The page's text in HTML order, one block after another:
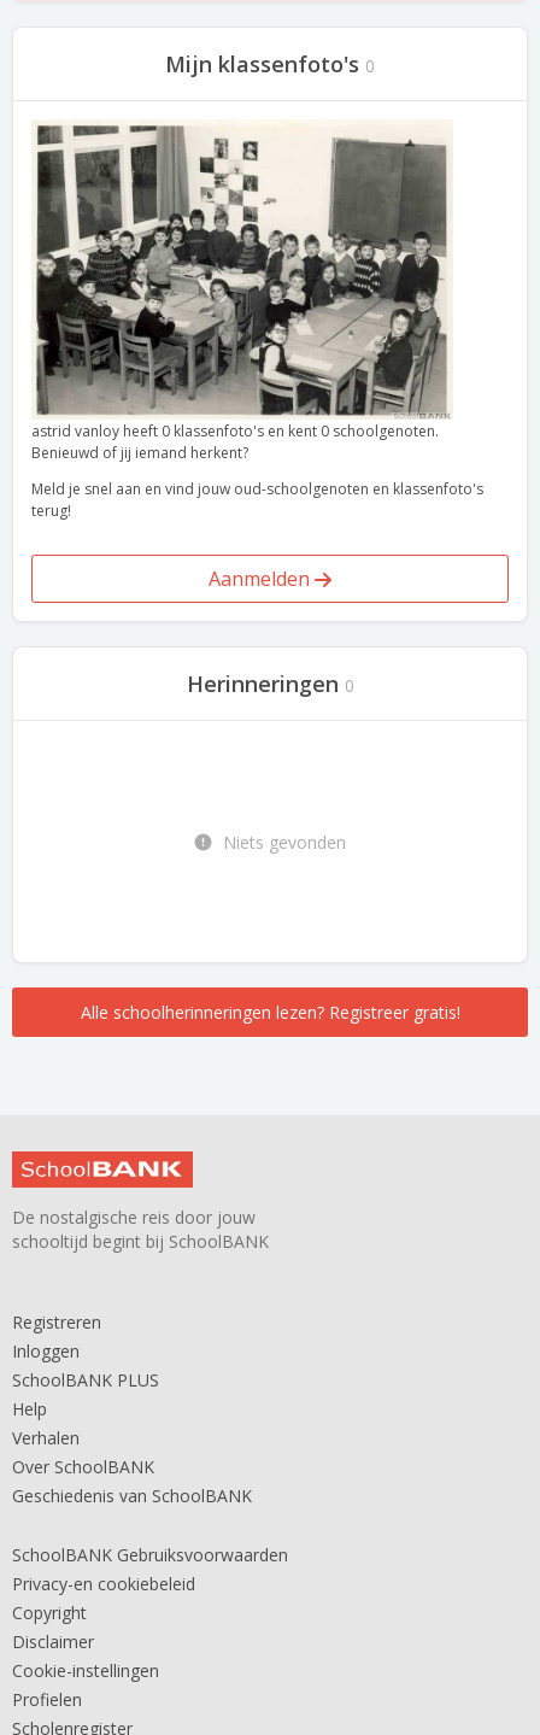
Mijn klassenfoto's 0
astrid vanloy heeft 0 klassenfoto's en kent 0 schoolgenoten.
Benieuwd of jij iemand herkent?
Meld je snel aan en vind jouw oud-schoolgenoten en klassenfoto's
terug!
Aanmelden
Herinneringen 0
Niets gevonden
Alle schoolherinneringen lezen? Registreer gratis!
De nostalgische reis door jouw
schooltijd begint bij SchoolBANK
Registreren
Inloggen
SchoolBANK PLUS
Help
Verhalen
Over SchoolBANK
Geschiedenis van SchoolBANK
SchoolBANK Gebruiksvoorwaarden
Privacy-en cookiebeleid
Copyright
Disclaimer
Cookie-instellingen
Profielen
Scholenregister